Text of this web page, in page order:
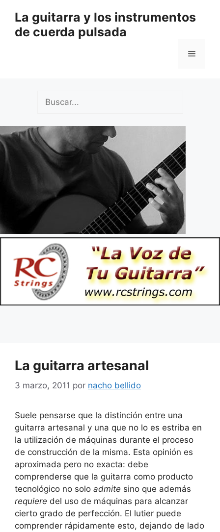
contenido
La guitarra y los instrumentos
de cuerda pulsada
Menú
La guitarra artesanal
3 marzo, 2011 por nacho bellido
Suele pensarse que la distinción entre una
guitarra artesanal y una que no lo es estriba en
la utilización de máquinas durante el proceso
de construcción de la misma. Esta opinión es
aproximada pero no exacta: debe
comprenderse que la guitarra como producto
tecnológico no solo admite sino que además
requiere del uso de máquinas para alcanzar
cierto grado de perfección. El lutier puede
comprender rápidamente esto, dejando de lado